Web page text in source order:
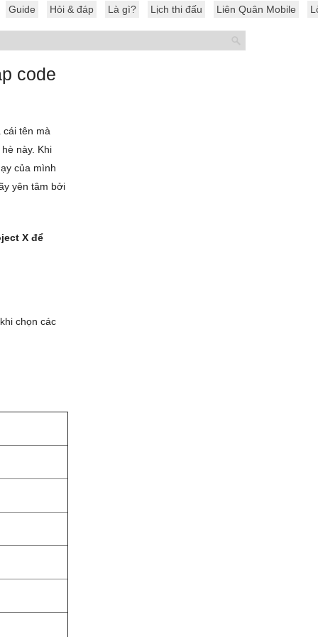
Guide Hỏi & đáp Là gì? Lịch thi đấu Liên Quân Mobile
code
cái tên mà
này. Khi
của mình
yên tâm bởi
X để
khi chọn các